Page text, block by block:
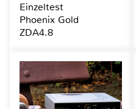
Einzeltest
Phoenix Gold
ZDA4.8